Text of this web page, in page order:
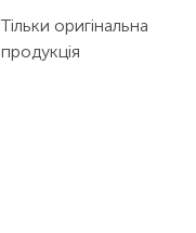
Тільки оригінальна
продукція